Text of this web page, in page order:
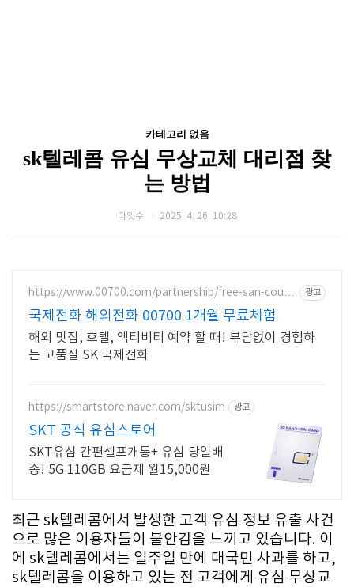
카테고리 없음
sk텔레콤 유심 무상교체 대리점 찾
는 방법
다잇수 2025. 4. 26. 10:28
https://www.00700.com/partnership/free-san-coup
광고
국제전화 해외전화 00700 1개월 무료체험
해외 맛집, 호텔, 액티비티 예약 할 때! 부담없이 경험하
는 고품질 SK 국제전화
https://smartstore.naver.com/sktusim 광고
SKT 공식 유심스토어
SKT유심 간편셀프개통+ 유심 당일배
송! 5G 110GB 요금제 월15,000원
최근 sk텔레콤에서 발생한 고객 유심 정보 유출 사건
으로 많은 이용자들이 불안감을 느끼고 있습니다. 이
에 sk텔레콤에서는 일주일 만에 대국민 사과를 하고,
sk텔레콤을 이용하고 있는 전 고객에게 유심 무상교